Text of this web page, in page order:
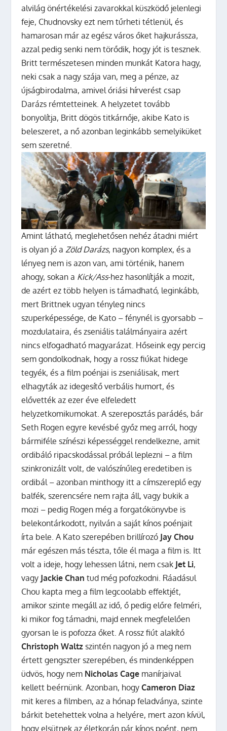
alvilág önértékelési zavarokkal küszködő jelenlegi
feje, Chudnovsky ezt nem tűrheti tétlenül, és
hamarosan már az egész város őket hajkurássza,
azzal pedig senki nem törődik, hogy jót is tesznek.
Britt természetesen minden munkát Katora hagy,
neki csak a nagy szája van, meg a pénze, az
újságbirodalma, amivel óriási hírverést csap
Darázs rémtetteinek. A helyzetet tovább
bonyolítja, Britt dögös titkárnője, akibe Kato is
beleszeret, a nő azonban leginkább semelyiküket
sem szeretné.
Amint látható, meglehetősen nehéz átadni miért
is olyan jó a Zöld Darázs, nagyon komplex, és a
lényeg nem is azon van, ami történik, hanem
ahogy, sokan a Kick/Ass-hez hasonlítják a mozit,
de azért ez több helyen is támadható, leginkább,
mert Brittnek ugyan tényleg nincs
szuperképessége, de Kato – fénynél is gyorsabb –
mozdulataira, és zseniális találmányaira azért
nincs elfogadható magyarázat. Hőseink egy percig
sem gondolkodnak, hogy a rossz fiúkat hidege
tegyék, és a film poénjai is zseniálisak, mert
elhagyták az idegesítő verbális humort, és
elővették az ezer éve elfeledett
helyzetkomikumokat. A szereposztás parádés, bár
Seth Rogen egyre kevésbé győz meg arról, hogy
bármiféle színészi képességgel rendelkezne, amit
ordibáló ripacskodással próbál leplezni – a film
szinkronizált volt, de valószínűleg eredetiben is
ordibál – azonban minthogy itt a címszereplő egy
balfék, szerencsére nem rajta áll, vagy bukik a
mozi – pedig Rogen még a forgatókönyvbe is
belekontárkodott, nyilván a saját kínos poénjait
írta bele. A Kato szerepében brillírozó Jay Chou
már egészen más tészta, tőle él maga a film is. Itt
volt a ideje, hogy lehessen látni, nem csak Jet Li,
vagy Jackie Chan tud még pofozkodni. Ráadásul
Chou kapta meg a film legcoolabb effektjét,
amikor szinte megáll az idő, ő pedig előre felméri,
ki mikor fog támadni, majd ennek megfelelően
gyorsan le is pofozza őket. A rossz fiút alakító
Christoph Waltz szintén nagyon jó a meg nem
értett gengszter szerepében, és mindenképpen
üdvös, hogy nem Nicholas Cage manírjaival
kellett beérnünk. Azonban, hogyCameron Diaz
mit keres a filmben, az a hónap feladványa, szinte
bárkit betehettek volna a helyére, mert azon kívül,
hogy elsütnek az életkorán pár kínos poént, nem